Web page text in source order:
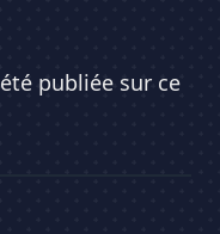
publiée sur ce